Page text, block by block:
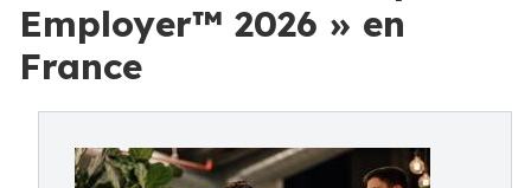
Employer™️ 2026 » en
France